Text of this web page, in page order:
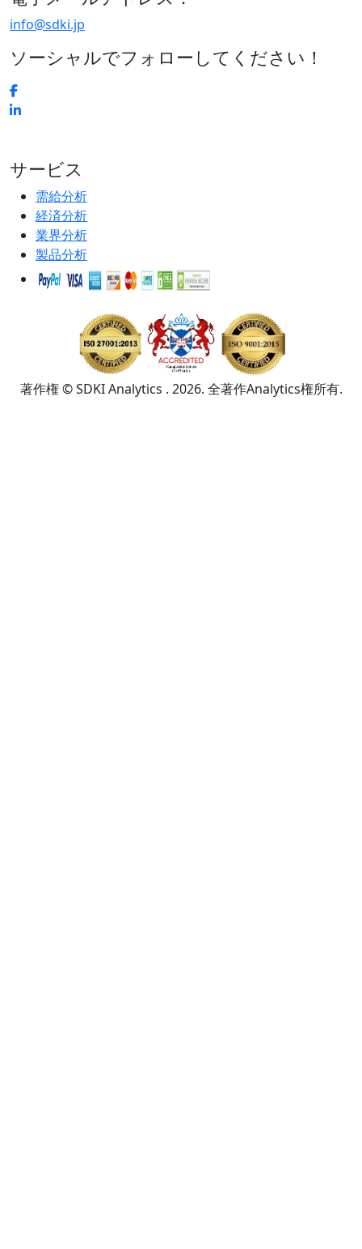
info@sdki.jp
ソーシャルでフォローしてください！
サービス
需給分析
経済分析
業界分析
製品分析
著作権 © SDKI Analytics . 2026. 全著作Analytics権所有.